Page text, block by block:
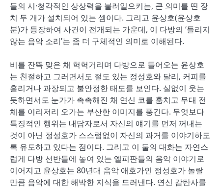
들의 시·청각적인 상상력을 불러일으키는, 큰 의미를 띤 장
치 두 개가 설치되어 있는 셈이다. 그리고 윤상호(윤상호
분)가 등장하여 사건이 전개되는 가운데, 이 다방의 ‘들리지
않는 음악 소리’는 좀 더 구체적인 의미로 이해된다.
비를 잔뜩 맞은 채 헉헉거리며 다방으로 들어오는 윤상호
는 친절하고 그러면서도 절도 있는 정성호와 달리, 커피를
흘리거나 과장되고 불안정한 태도를 보인다. 실없이 웃는
듯하면서도 눈가가 촉촉해진 채 연신 코를 훔치고 무대 전
체를 이리저리 오가는 부산한 이미지를 풍긴다. 무엇보다
특징적인 행위는 내담자로서 자신의 얘기를 먼저 꺼내는
것이 아닌 정성호가 스스럼없이 자신의 과거를 이야기하도
록 유도하고 있다는 점이다. 그리고 이 둘의 대화는 자연스
럽게 다방 선반들에 놓여 있는 엘피판들의 음악 이야기로
이어지고 윤상호는 80년대 음악 애호가인 정성호가 놀랄
만큼 음악에 대한 해박한 지식을 드러낸다. 연신 감탄사를